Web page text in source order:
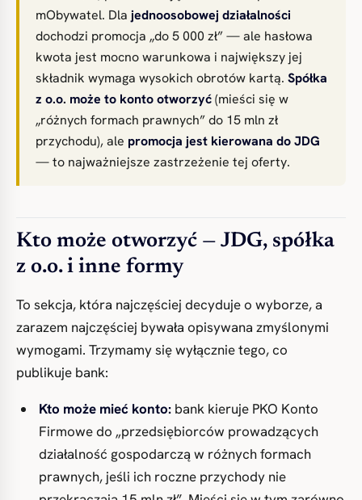
mObywatel. Dla jednoosobowej działalności
dochodzi promocja „do 5 000 zł” — ale hasłowa
kwota jest mocno warunkowa i największy jej
składnik wymaga wysokich obrotów kartą. Spółka
z o.o. może to konto otworzyć(mieści się w
„różnych formach prawnych” do 15 mln zł
przychodu), ale promocja jest kierowana do JDG
— to najważniejsze zastrzeżenie tej oferty.
Kto może otworzyć — JDG, spółka
z o.o. i inne formy
To sekcja, która najczęściej decyduje o wyborze, a
zarazem najczęściej bywała opisywana zmyślonymi
wymogami. Trzymamy się wyłącznie tego, co
publikuje bank:
Kto może mieć konto: bank kieruje PKO Konto
Firmowe do „przedsiębiorców prowadzących
działalność gospodarczą w różnych formach
prawnych, jeśli ich roczne przychody nie